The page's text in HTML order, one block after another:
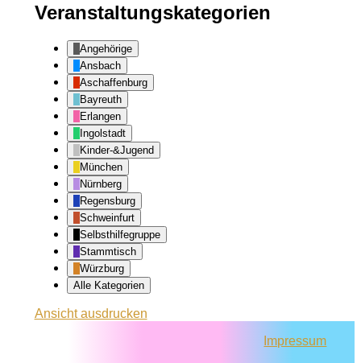
Veranstaltungskategorien
Angehörige
Ansbach
Aschaffenburg
Bayreuth
Erlangen
Ingolstadt
Kinder-&Jugend
München
Nürnberg
Regensburg
Schweinfurt
Selbsthilfegruppe
Stammtisch
Würzburg
Alle Kategorien
Ansichtausdrucken
Impressum